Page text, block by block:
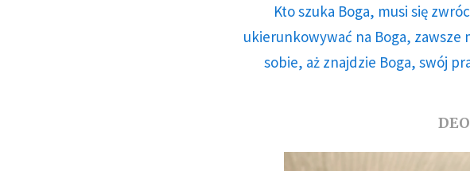
Kto szuka Boga, musi się
ukierunkowywać na Boga,
sobie, aż znajdzie Boga, swój